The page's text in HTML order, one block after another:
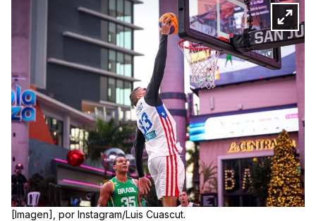
[Imagen], por Instagram/Luis Cuascut.